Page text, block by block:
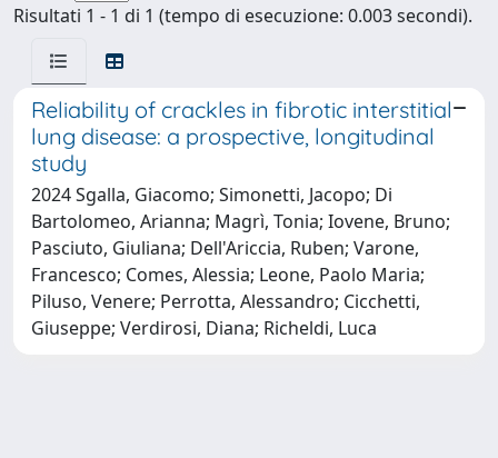
Risultati 1 - 1 di 1 (tempo di esecuzione: 0.003 secondi).
Reliability of crackles in fibrotic interstitial
lung disease: a prospective, longitudinal
study
2024 Sgalla, Giacomo; Simonetti, Jacopo; Di
Bartolomeo, Arianna; Magrì, Tonia; Iovene, Bruno;
Pasciuto, Giuliana; Dell'Ariccia, Ruben; Varone,
Francesco; Comes, Alessia; Leone, Paolo Maria;
Piluso, Venere; Perrotta, Alessandro; Cicchetti,
Giuseppe; Verdirosi, Diana; Richeldi, Luca